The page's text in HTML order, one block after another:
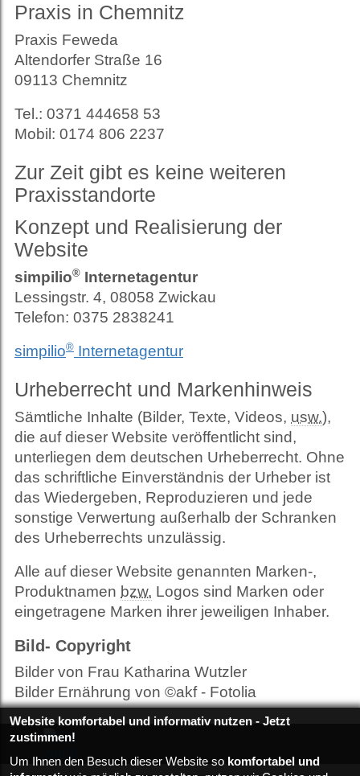
Praxis in Chemnitz
Praxis Feweda
Altendorfer Straße 16
09113 Chemnitz
Tel.: 0371 444658 53
Mobil: 0174 806 2237
Zur Zeit gibt es keine weiteren
Praxisstandorte
Konzept und Realisierung der
Website
simpilio® Internetagentur
Lessingstr. 4, 08058 Zwickau
Telefon: 0375 2838241
simpilio® Internetagentur
Urheberrecht und Markenhinweis
Sämtliche Inhalte (Bilder, Texte, Videos, usw.),
die auf dieser Website veröffentlicht sind,
unterliegen dem deutschen Urheberrecht. Ohne
das schriftliche Einverständnis der Urheber ist
das Wiedergeben, Reproduzieren und jede
sonstige Verwertung außerhalb der Schranken
des Urheberrechts unzulässig.
Alle auf dieser Website genannten Marken-,
Produktnamen bzw. Logos sind Marken oder
eingetragene Marken ihrer jeweiligen Inhaber.
Bild- Copyright
Bilder von Frau Katharina Wutzler
Bilder Ernährung von ©akf - Fotolia
Website komfortabel und informativ nutzen - Jetzt
zustimmen!
Um Ihnen den Besuch dieser Website so komfortabel und